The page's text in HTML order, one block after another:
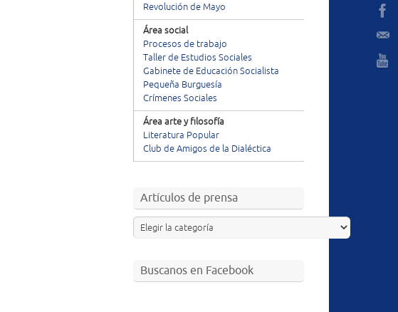
Revolución de Mayo
Área social
Procesos de trabajo
Taller de Estudios Sociales
Gabinete de Educación Socialista
Pequeña Burguesía
Crímenes Sociales
Área arte y filosofía
Literatura Popular
Club de Amigos de la Dialéctica
Artículos de prensa
Buscanos en Facebook